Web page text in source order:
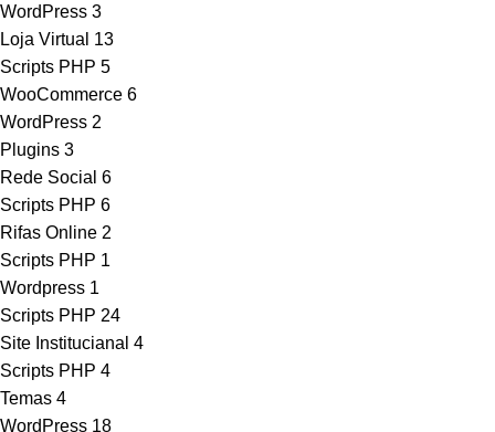
WordPress 3
Loja Virtual 13
Scripts PHP 5
WooCommerce 6
WordPress 2
Plugins 3
Rede Social 6
Scripts PHP 6
Rifas Online 2
Scripts PHP 1
Wordpress 1
Scripts PHP 24
Site Institucianal 4
Scripts PHP 4
Temas 4
WordPress 18